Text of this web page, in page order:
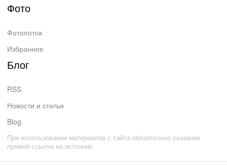
Фото
Фотопоток
Избранное
Блог
RSS
Новости и статьи
Blog
При использовании материалов с сайта обязательно указание
прямой ссылки на источник.